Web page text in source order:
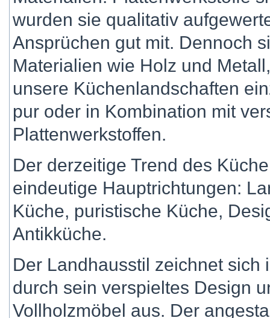
wurden sie qualitativ
Ansprüchen gut mit. Dennoch
Materialien wie Holz und
unsere Küchenlandschaften
pur oder in Kombination mit
Plattenwerkstoffen.
Der derzeitige Trend des
eindeutige Hauptrichtungen:
Küche, puristische Küche,
Antikküche.
Der Landhausstil zeichnet sich
durch sein verspieltes Design
Vollholzmöbel aus. Der